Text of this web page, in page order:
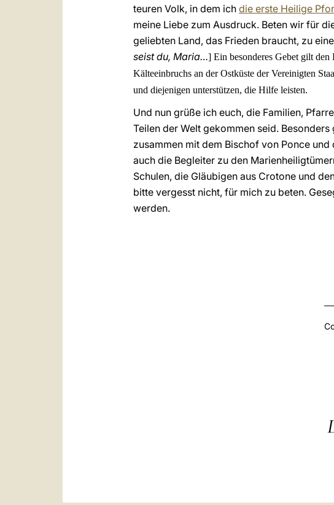
teuren Volk, in dem ich die erste Heilige
meine Liebe zum Ausdruck. Beten wir für
geliebten Land, das Frieden braucht, zu
seist du, Maria…] Ein besonderes Gebet gilt
Kälteeinbruchs an der Ostküste der Vereinigten
und diejenigen unterstützen, die Hilfe leisten.
Und nun grüße ich euch, die Familien,
Teilen der Welt gekommen seid.
zusammen mit dem Bischof von Ponce
auch die Begleiter zu den
Schulen, die Gläubigen aus Crotone und
bitte vergesst nicht, für mich zu beten.
werden.